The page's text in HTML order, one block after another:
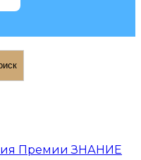
Премии ЗНАНИЕ